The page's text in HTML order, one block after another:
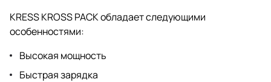
KRESS KROSS PACK обладает следующими
особенностями:
Высокая мощность
Быстрая зарядка